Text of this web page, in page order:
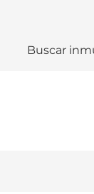
Buscar